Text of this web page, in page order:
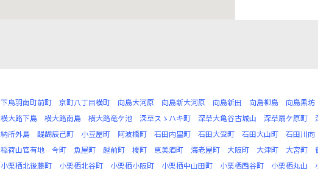
下鳥羽南町前町 京町八丁目横町 向島大河原 向島新大河原 向島新田 向島柳島 向島黒坊
横大路下島 横大路南島 横大路竜ケ池 深草スゝハキ町 深草大亀谷古城山 深草扇ケ原町
納所外島 醍醐辰己町 小豆屋町 阿波橋町 石田内里町 石田大受町 石田大山町 石田川向
稲荷山官有地 今町 魚屋町 越前町 榎町 恵美酒町 海老屋町 大阪町 大津町 大宮町
小栗栖北後藤町 小栗栖北谷町 小栗栖小阪町 小栗栖中山田町 小栗栖西谷町 小栗栖丸山